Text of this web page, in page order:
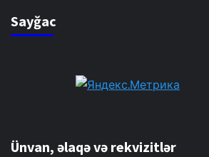
Sayğac
Ünvan, əlaqə və rekvizitlər